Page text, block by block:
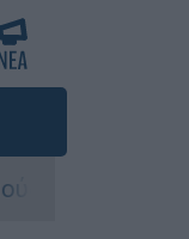
-